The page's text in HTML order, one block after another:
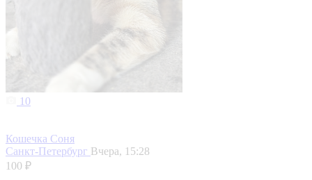
10
Кошечка Соня
Санкт-Петербург Вчера, 15:28
100 ₽